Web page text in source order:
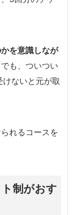
を意識しなが
でも、ついつい
ないと元が取
れるコースを
制がおす